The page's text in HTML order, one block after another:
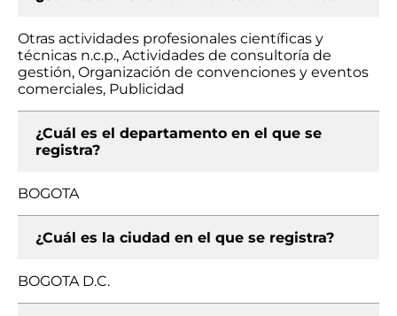
Otras actividades profesionales científicas y
técnicas n.c.p., Actividades de consultoría de
gestión, Organización de convenciones y eventos
comerciales, Publicidad
¿Cuál es el departamento en el que se
registra?
BOGOTA
¿Cuál es la ciudad en el que se registra?
BOGOTA D.C.